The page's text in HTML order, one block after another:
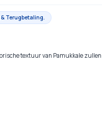
Terugbetaling.
textuur van Pamukkale zullen